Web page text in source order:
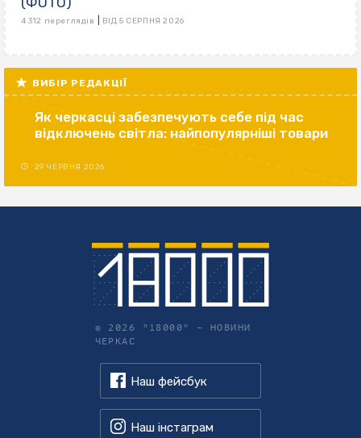
4 312 переглядів ВІД 5 СЕРПНЯ 2026
ВИБІР РЕДАКЦІЇ
Як черкасці забезпечують себе під час
відключень світла: найпопулярніші товари
29 ЧЕРВНЯ 2026
© 2026 "18000" – НОВИНИ
ЧЕРКАС
Наш фейсбук
Наш інстаграм